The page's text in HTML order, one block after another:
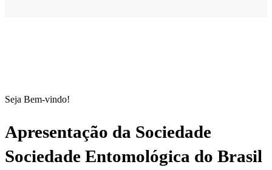
Seja Bem-vindo!
Apresentação da Sociedade
Sociedade Entomológica do Brasil